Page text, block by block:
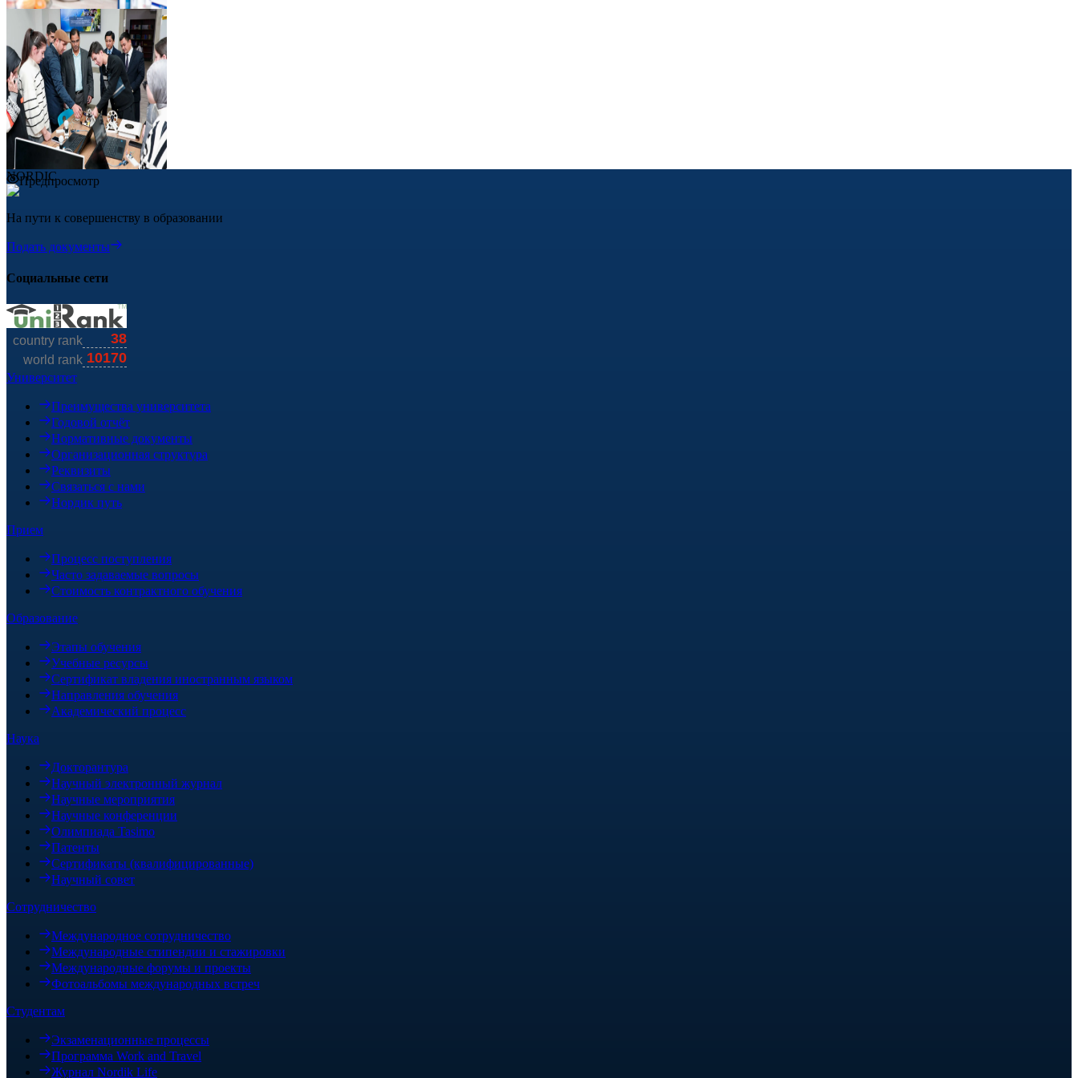
Предпросмотр
Предпросмотр
NORDIC
На пути к совершенству в образовании
Подать документы
Социальные сети
Университет
Преимущества университета
Годовой отчёт
Нормативные документы
Организационная структура
Реквизиты
Связаться с нами
Нордик путь
Прием
Процесс поступления
Часто задаваемые вопросы
Стоимость контрактного обучения
Образование
Этапы обучения
Учебные ресурсы
Сертификат владения иностранным языком
Направления обучения
Академический процесс
Наука
Докторантура
Научный электронный журнал
Научные мероприятия
Научные конференции
Олимпиада Tasimo
Патенты
Сертификаты (квалифицированные)
Научный совет
Сотрудничество
Международное сотрудничество
Международные стипендии и стажировки
Международные форумы и проекты
Фотоальбомы международных встреч
Студентам
Экзаменационные процессы
Программа Work and Travel
Журнал Nordik Life